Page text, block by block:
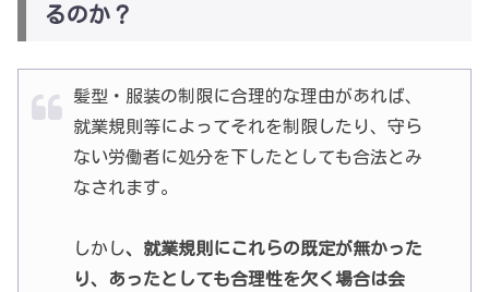
るのか？
髪型・服装の制限に合理的な理由があれば、
就業規則等によってそれを制限したり、守ら
ない労働者に処分を下したとしても合法とみ
なされます。
しかし、就業規則にこれらの既定が無かった
り、あったとしても合理性を欠く場合は会